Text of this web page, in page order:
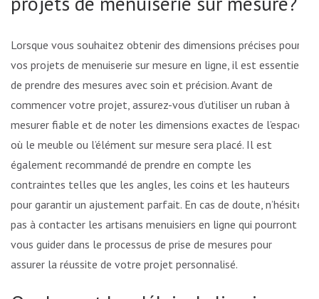
Lorsque vous souhaitez obtenir des dimensions précises pour
vos projets de menuiserie sur mesure en ligne, il est essentiel
de prendre des mesures avec soin et précision. Avant de
commencer votre projet, assurez-vous d’utiliser un ruban à
mesurer fiable et de noter les dimensions exactes de l’espace
où le meuble ou l’élément sur mesure sera placé. Il est
également recommandé de prendre en compte les
contraintes telles que les angles, les coins et les hauteurs
pour garantir un ajustement parfait. En cas de doute, n’hésitez
pas à contacter les artisans menuisiers en ligne qui pourront
vous guider dans le processus de prise de mesures pour
assurer la réussite de votre projet personnalisé.